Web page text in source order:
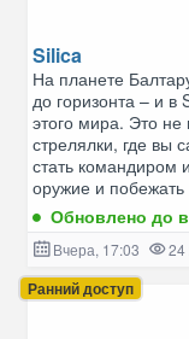
Silica
На планете
до горизонта – и в
этого мира. Это не
стрелялки, где вы
стать командиром
оружие и побежать
Обновлено до
Вчера, 17:03 24
Ранний доступ